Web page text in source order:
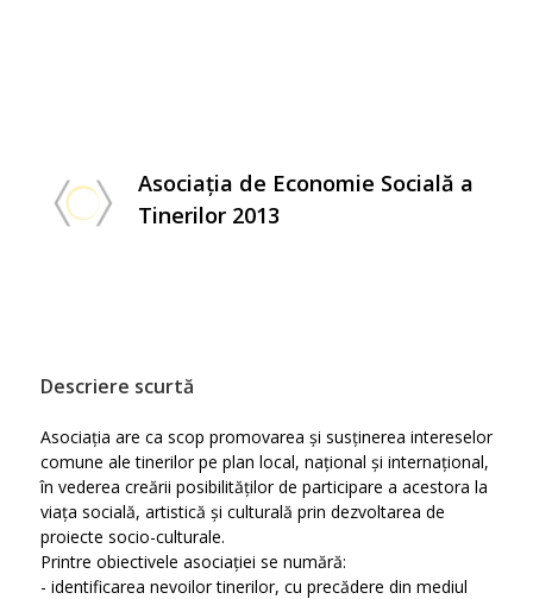
Asociația de Economie Socială a
Tinerilor 2013
Descriere scurtă
Asociația are ca scop promovarea și susținerea intereselor
comune ale tinerilor pe plan local, național și internațional,
în vederea creării posibilităților de participare a acestora la
viața socială, artistică și culturală prin dezvoltarea de
proiecte socio-culturale.
Printre obiectivele asociației se numără:
- identificarea nevoilor tinerilor, cu precădere din mediul